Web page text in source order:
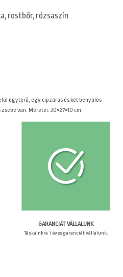
rostbőr, rózsaszín
mennyiség
egyterű, egy cipzáras és két benyúlós
van. Méretei: 30×27×10 cm.
GARANCIÁT VÁLLALUNK
Táskáinkra 1 éves garanciát vállalunk.